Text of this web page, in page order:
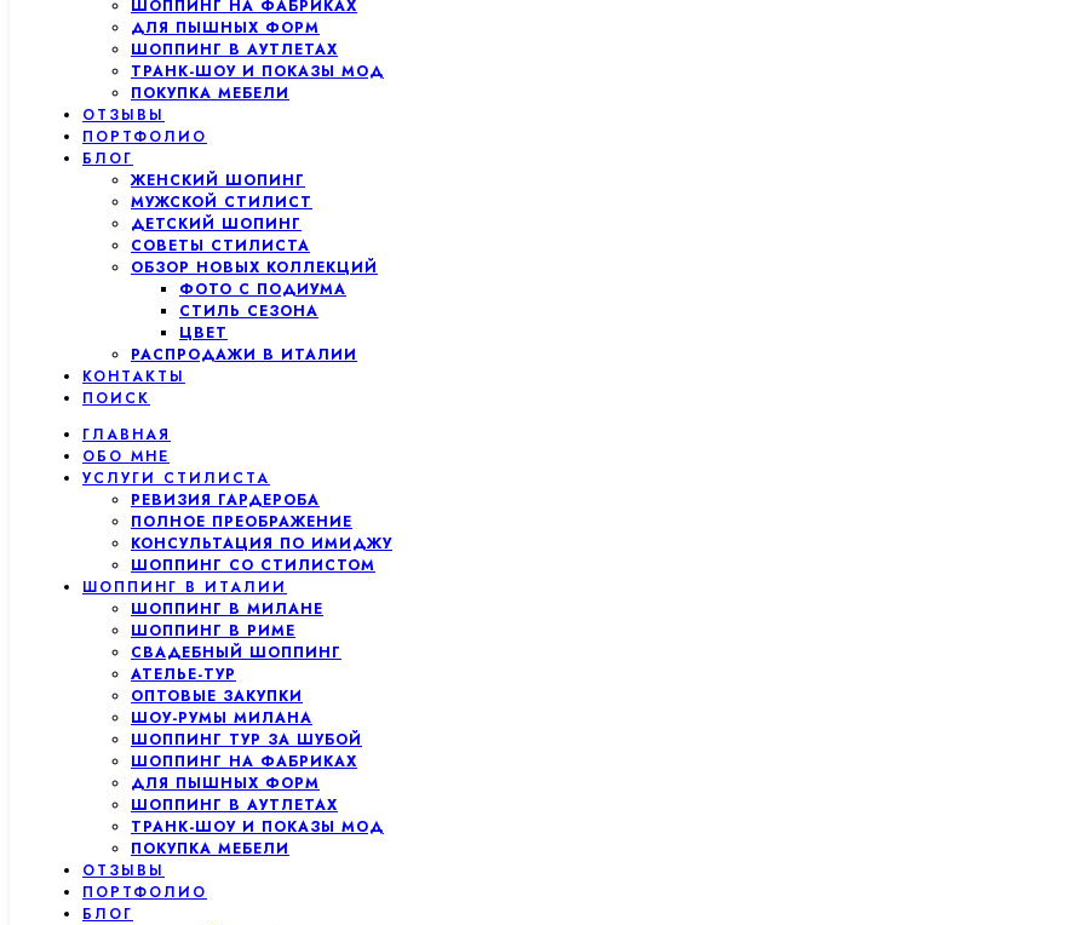
ШОППИНГ НА ФАБРИКАХ
ДЛЯ ПЫШНЫХ ФОРМ
ШОППИНГ В АУТЛЕТАХ
ТРАНК-ШОУ И ПОКАЗЫ МОД
ПОКУПКА МЕБЕЛИ
ОТЗЫВЫ
ПОРТФОЛИО
БЛОГ
ЖЕНСКИЙ ШОПИНГ
МУЖСКОЙ СТИЛИСТ
ДЕТСКИЙ ШОПИНГ
СОВЕТЫ СТИЛИСТА
ОБЗОР НОВЫХ КОЛЛЕКЦИЙ
ФОТО С ПОДИУМА
СТИЛЬ СЕЗОНА
ЦВЕТ
РАСПРОДАЖИ В ИТАЛИИ
КОНТАКТЫ
ПОИСК
ГЛАВНАЯ
ОБО МНЕ
УСЛУГИ СТИЛИСТА
РЕВИЗИЯ ГАРДЕРОБА
ПОЛНОЕ ПРЕОБРАЖЕНИЕ
КОНСУЛЬТАЦИЯ ПО ИМИДЖУ
ШОППИНГ СО СТИЛИСТОМ
ШОППИНГ В ИТАЛИИ
ШОППИНГ В МИЛАНЕ
ШОППИНГ В РИМЕ
СВАДЕБНЫЙ ШОППИНГ
АТЕЛЬЕ-ТУР
ОПТОВЫЕ ЗАКУПКИ
ШОУ-РУМЫ МИЛАНА
ШОППИНГ ТУР ЗА ШУБОЙ
ШОППИНГ НА ФАБРИКАХ
ДЛЯ ПЫШНЫХ ФОРМ
ШОППИНГ В АУТЛЕТАХ
ТРАНК-ШОУ И ПОКАЗЫ МОД
ПОКУПКА МЕБЕЛИ
ОТЗЫВЫ
ПОРТФОЛИО
БЛОГ